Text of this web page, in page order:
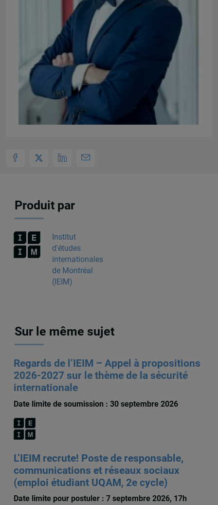
Produit par
Institut
d'études
internationales
de Montréal
(IEIM)
Sur le même sujet
Regards de l’IEIM – Appel à propositions
2026-2027 sur le thème de la sécurité
internationale
Date limite de soumission : 30 septembre 2026
L’IEIM recrute! Poste de responsable,
communications et réseaux sociaux
(emploi étudiant UQAM, 2e cycle)
Date limite pour postuler : 7 septembre 2026, 17h